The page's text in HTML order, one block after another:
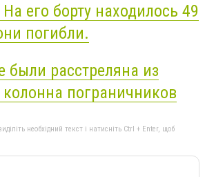
его борту находилось 49
погибли.
были расстреляна из
колонна пограничников
необхідний текст і натисніть Ctrl + Enter, щоб